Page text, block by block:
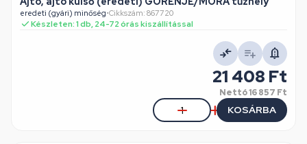
eredeti (gyári) minőség•Cikkszám: 867720
Készleten: 1 db, 24-72 órás kiszállítással
21 408 Ft
Nettó16 857 Ft
KOSÁRBA